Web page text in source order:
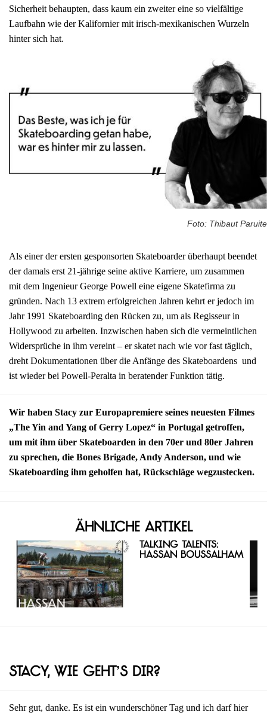
Sicherheit behaupten, dass kaum ein zweiter eine so vielfältige
Laufbahn wie der Kalifornier mit irisch-mexikanischen Wurzeln
hinter sich hat.
Foto: Thibaut Paruite
Als einer der ersten gesponsorten Skateboarder überhaupt beendet
der damals erst 21-jährige seine aktive Karriere, um zusammen
mit dem Ingenieur George Powell eine eigene Skatefirma zu
gründen. Nach 13 extrem erfolgreichen Jahren kehrt er jedoch im
Jahr 1991 Skateboarding den Rücken zu, um als Regisseur in
Hollywood zu arbeiten. Inzwischen haben sich die vermeintlichen
Widersprüche in ihm vereint – er skatet nach wie vor fast täglich,
dreht Dokumentationen über die Anfänge des Skateboardens und
ist wieder bei Powell-Peralta in beratender Funktion tätig.
Wir haben Stacy zur Europapremiere seines neuesten Filmes
„The Yin and Yang of Gerry Lopez“ in Portugal getroffen,
um mit ihm über Skateboarden in den 70er und 80er Jahren
zu sprechen, die Bones Brigade, Andy Anderson, und wie
Skateboarding ihm geholfen hat, Rückschläge wegzustecken.
Ähnliche Artikel
Talking Talents:
Hassan Boussalham
Stacy, wie geht’s dir?
Sehr gut, danke. Es ist ein wunderschöner Tag und ich darf hier